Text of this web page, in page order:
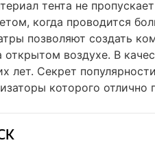
тента не
когда проводится
позволяют создать
воздухе. В
лет. Секрет
которого отлично